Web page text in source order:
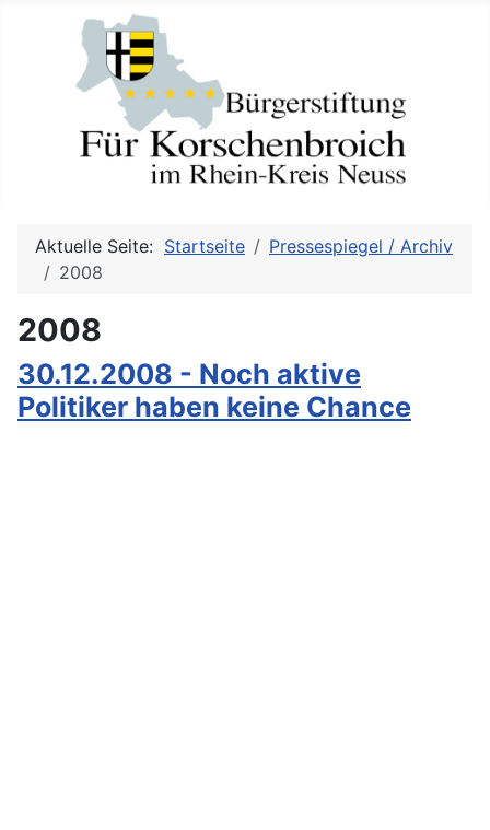
Aktuelle Seite: Startseite
Pressespiegel / Archiv
2008
2008
30.12.2008 - Noch aktive
Politiker haben keine Chance